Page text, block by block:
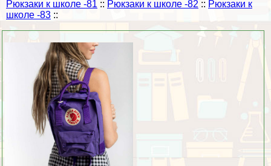
Рюкзаки к школе -81 :: Рюкзаки к школе -82 :: Рюкзаки к
школе -83 ::